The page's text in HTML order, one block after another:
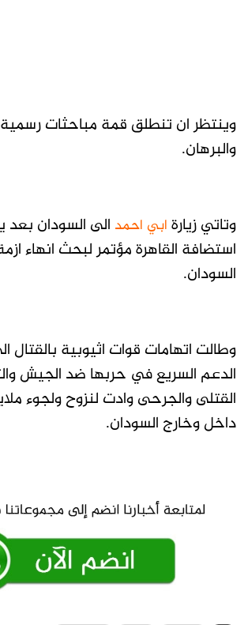
وينتظر ان تنطلق قمة مباحثات
والبرهان.
وتاتي زيارة ابي احمد الى السودان
استضافة القاهرة مؤتمر لبحث انهاء
السودان.
وطالت اتهامات قوات اثيوبية بالقتال
الدعم السريع في حربها ضد الجيش
القتلى والجرحى وادت لنزوح ولجوء
داخل وخارج السودان.